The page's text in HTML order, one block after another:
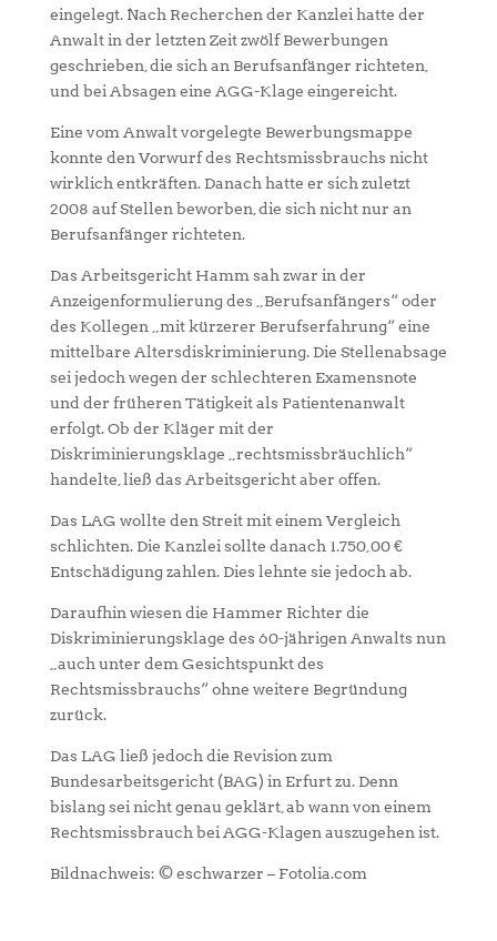
eingelegt. Nach Recherchen der Kanzlei hatte der
Anwalt in der letzten Zeit zwölf Bewerbungen
geschrieben, die sich an Berufsanfänger richteten,
und bei Absagen eine AGG-Klage eingereicht.
Eine vom Anwalt vorgelegte Bewerbungsmappe
konnte den Vorwurf des Rechtsmissbrauchs nicht
wirklich entkräften. Danach hatte er sich zuletzt
2008 auf Stellen beworben, die sich nicht nur an
Berufsanfänger richteten.
Das Arbeitsgericht Hamm sah zwar in der
Anzeigenformulierung des „Berufsanfängers“ oder
des Kollegen „mit kürzerer Berufserfahrung“ eine
mittelbare Altersdiskriminierung. Die Stellenabsage
sei jedoch wegen der schlechteren Examensnote
und der früheren Tätigkeit als Patientenanwalt
erfolgt. Ob der Kläger mit der
Diskriminierungsklage „rechtsmissbräuchlich“
handelte, ließ das Arbeitsgericht aber offen.
Das LAG wollte den Streit mit einem Vergleich
schlichten. Die Kanzlei sollte danach 1.750,00 €
Entschädigung zahlen. Dies lehnte sie jedoch ab.
Daraufhin wiesen die Hammer Richter die
Diskriminierungsklage des 60-jährigen Anwalts nun
„auch unter dem Gesichtspunkt des
Rechtsmissbrauchs“ ohne weitere Begründung
zurück.
Das LAG ließ jedoch die Revision zum
Bundesarbeitsgericht (BAG) in Erfurt zu. Denn
bislang sei nicht genau geklärt, ab wann von einem
Rechtsmissbrauch bei AGG-Klagen auszugehen ist.
Bildnachweis: © eschwarzer – Fotolia.com